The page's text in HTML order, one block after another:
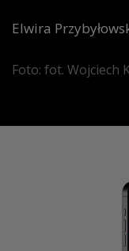
Elwira
Foto: fot. Wojciech